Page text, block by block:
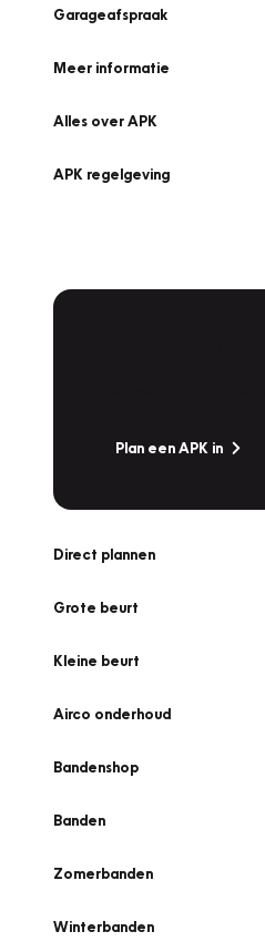
Garageafspraak
Meer informatie
Alles over APK
APK regelgeving
Plan een APK in
Direct plannen
Grote beurt
Kleine beurt
Airco onderhoud
Bandenshop
Banden
Zomerbanden
Winterbanden